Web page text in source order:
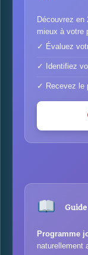
Découvrez en
mieux à votre
✓ Évaluez
✓ Identifiez
✓ Recevez le
Programme
naturellement